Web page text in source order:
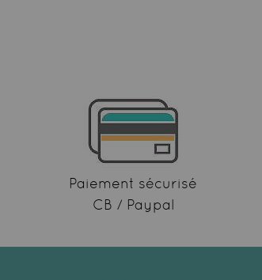
Paiement sécurisé
CB / Paypal